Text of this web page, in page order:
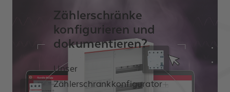
Zählerschränke
konfigurieren und
dokumentieren?
Unser
Zählerschrankkonfigurator